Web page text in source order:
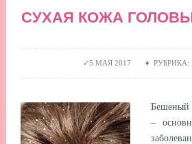
СУХАЯ КОЖА
5 МАЯ 2017 ♦ РУБРИКА:
Бешеный
–